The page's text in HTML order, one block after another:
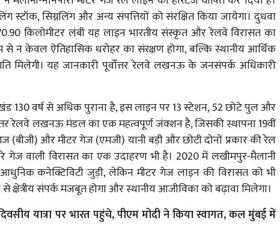
सिग्नलिंग और अन्य संपत्तियों को संरक्षित किया जायेगा। दुधवा
किलोमीटर लंबी यह लाइन भारतीय संस्कृत और रेलवे विरासत का
न केवल ऐतिहासिक धरोहर का संरक्षण होगा, बल्कि स्थानीय आर्थिक
मिलेगी। यह जानकारी पूर्वोत्तर रेलवे लखनऊ के जनसंपर्क अधिकारी
130 वर्ष से अधिक पुराना है, इस लाइन पर 13 स्टेशन, 52 छोटे पुल और
रेलवे लखनऊ मंडल का एक महत्वपूर्ण जंक्शन है, जिसकी स्थापना 19वीं
(बीजी) और मीटर गेज (एमजी) यानी बड़ी और छोटी दोनों प्रकार की रेल
गेज वाली विरासत का एक उदाहरण भी है। 2020 में लखीमपुर-मैलानी
कनेक्टिविटी जुड़ी, लेकिन मीटर गेज लाइन की विरासत को भी
क्षेत्रीय संपर्क मजबूत होगा और स्थानीय आजीविका को बढ़ावा मिलेगा।
दिवसीय यात्रा पर भारत पहुंचे, पीएम मोदी ने किया स्वागत, कल मुंबई में